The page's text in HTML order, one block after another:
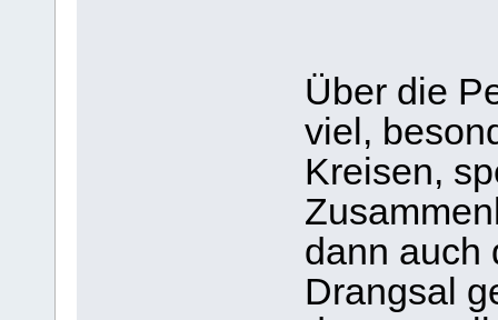
Über die
viel,
Kreisen,
dann auch
Drangsal